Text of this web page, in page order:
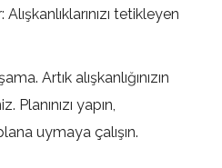
tetikleyen
Artık alışkanlığınızın
Planınızı yapın,
uymaya çalışın.